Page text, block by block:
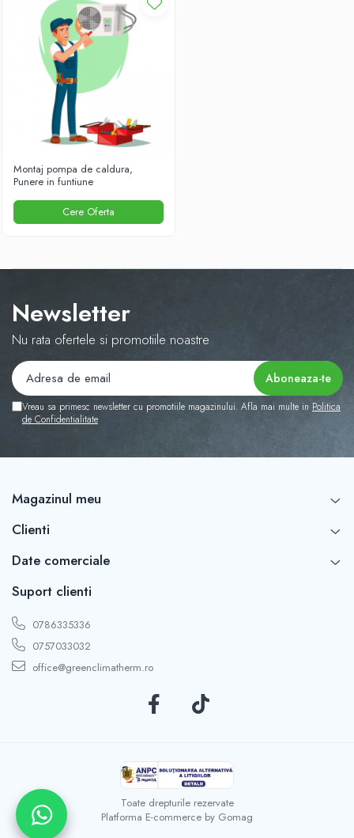
Montaj pompa de caldura,
Punere in funtiune
Cere Oferta
Newsletter
Nu rata ofertele si promotiile noastre
Vreau sa primesc newsletter cu promotiile magazinului. Afla mai multe in Politica
de Confidentialitate
Magazinul meu
Clienti
Date comerciale
Suport clienti
0786335336
0757033032
office@greenclimatherm.ro
Toate drepturile rezervate
Platforma E-commerce by Gomag